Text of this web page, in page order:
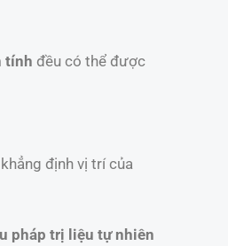
tính đều có thể được
định vị trí của
pháp trị liệu tự nhiên